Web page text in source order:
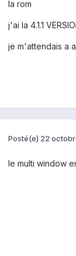
la rom
j'ai la 4.1.1
je m'attendais a
Posté(e) 22
le multi window